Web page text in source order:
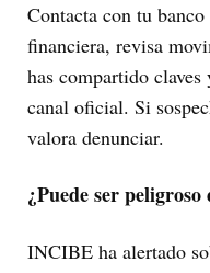
Contacta con tu
financiera, revisa
has compartido
canal oficial. Si
valora denunciar.
¿Puede ser
INCIBE ha alertado